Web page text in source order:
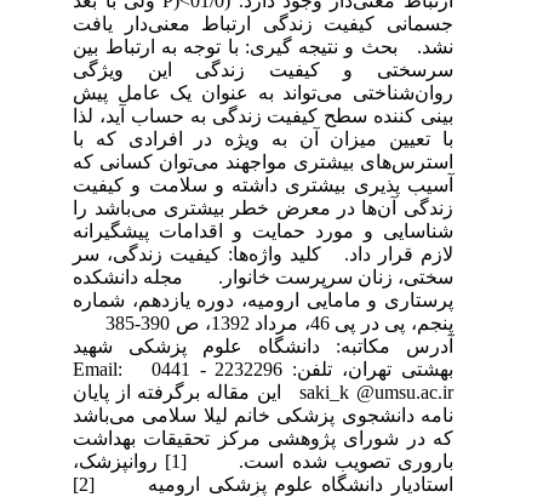
جسمانی کیفیت زندگی ارتباط معنی‌دار یافت
نشد. بحث و نتیجه گیری: با توجه به ارتباط بین
سرسختی و کیفیت زندگی این ویژگی
روان‌شناختی می‌تواند به عنوان یک عامل پیش
بینی کننده سطح کیفیت زندگی به حساب آید، لذا
با تعیین میزان آن به ویژه در افرادی که با
استرس‌های بیشتری مواجهند می‌توان کسانی که
آسیب پذیری بیشتری داشته و سلامت و کیفیت
زندگی آن‌ها در معرض خطر بیشتری می‌باشد را
شناسایی و مورد حمایت و اقدامات پیشگیرانه
لازم قرار داد. کلید واژه‌ها: کیفیت زندگی، سر
سختی، زنان سرپرست خانوار. مجله دانشکده
پرستاری و مامایی ارومیه، دوره یازدهم، شماره
پنجم، پی در پی 46، مرداد 1392، ص 390-385
آدرس مکاتبه: دانشگاه علوم پزشکی شهید
بهشتی تهران، تلفن: 2232296 - 0441 Email:
saki_k @umsu.ac.ir این مقاله برگرفته از پایان
نامه دانشجوی پزشکی خانم لیلا سلامی می‌باشد
که در شورای پژوهشی مرکز تحقیقات بهداشت
باروری تصویب شده است. [1] روانپزشک،
استادیار دانشگاه علوم پزشکی ارومیه [2]